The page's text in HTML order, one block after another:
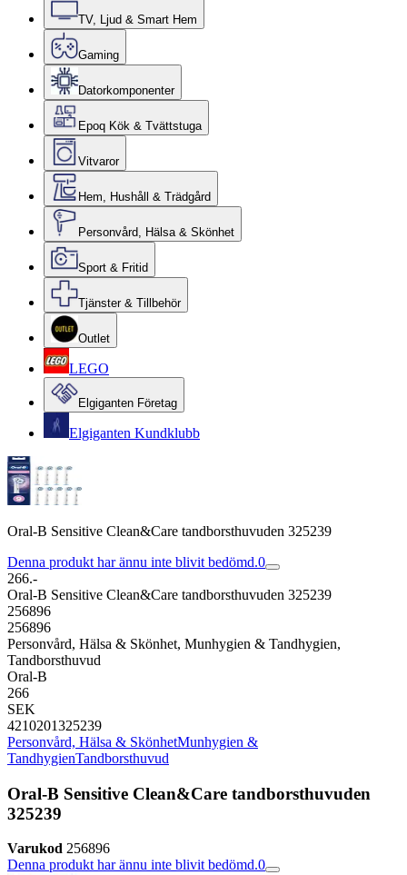
TV, Ljud & Smart Hem
Gaming
Datorkomponenter
Epoq Kök & Tvättstuga
Vitvaror
Hem, Hushåll & Trädgård
Personvård, Hälsa & Skönhet
Sport & Fritid
Tjänster & Tillbehör
Outlet
LEGO
Elgiganten Företag
Elgiganten Kundklubb
Oral-B Sensitive Clean&Care tandborsthuvuden 325239
Denna produkt har ännu inte blivit bedömd.0
266.-
Oral-B Sensitive Clean&Care tandborsthuvuden 325239
256896
256896
Personvård, Hälsa & Skönhet, Munhygien & Tandhygien,
Tandborsthuvud
Oral-B
266
SEK
4210201325239
Personvård, Hälsa & SkönhetMunhygien &
TandhygienTandborsthuvud
Oral-B Sensitive Clean&Care tandborsthuvuden
325239
Varukod 256896
Denna produkt har ännu inte blivit bedömd.0